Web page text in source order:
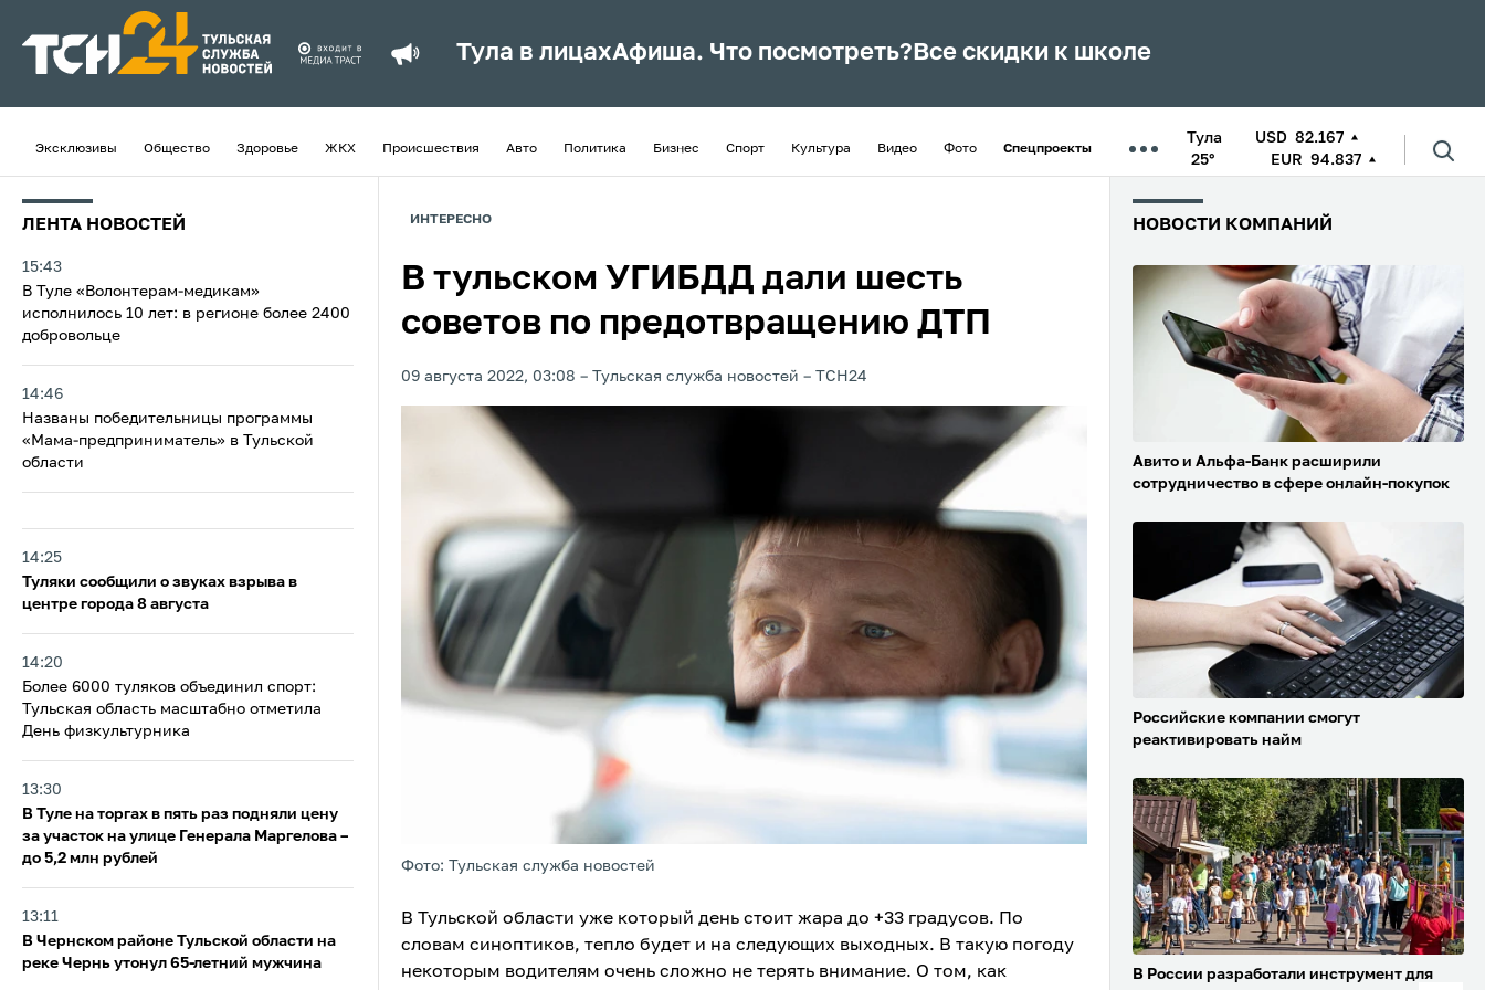
Тула в лицахАфиша. Что посмотреть? Все скидки к школе
Эксклюзивы Общество Здоровье ЖКХ Происшествия Авто Политика Бизнес Спорт Культура Видео Фото Спецпроекты
Тула
25°
USD 82.167
EUR 94.837
ЛЕНТА НОВОСТЕЙ
15:43
В Туле «Волонтерам-медикам»
исполнилось 10 лет: в регионе более 2400
добровольце
14:46
Названы победительницы программы
«Мама-предприниматель» в Тульской
области
14:25
Туляки сообщили о звуках взрыва в
центре города 8 августа
14:20
Более 6000 туляков объединил спорт:
Тульская область масштабно отметила
День физкультурника
13:30
В Туле на торгах в пять раз подняли цену
за участок на улице Генерала Маргелова –
до 5,2 млн рублей
13:11
В Чернском районе Тульской области на
реке Чернь утонул 65-летний мужчина
ИНТЕРЕСНО
В тульском УГИБДД дали шесть
советов по предотвращению ДТП
09 августа 2022, 03:08 Тульская служба новостей ТСН24
Фото: Тульская служба новостей
В Тульской области уже который день стоит жара до +33 градусов. По
словам синоптиков, тепло будет и на следующих выходных. В такую погоду
некоторым водителям очень сложно не терять внимание. О том, как
НОВОСТИ КОМПАНИЙ
Авито и Альфа-Банк расширили
сотрудничество в сфере онлайн-покупок
Российские компании смогут
реактивировать найм
В России разработали инструмент для